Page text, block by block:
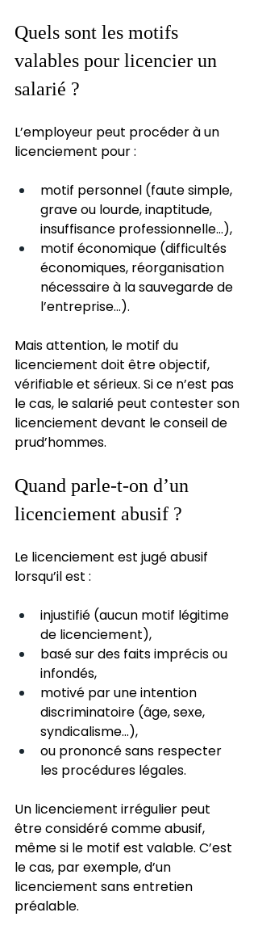
Quels sont les motifs
valables pour licencier un
salarié ?
L’employeur peut procéder à un
licenciement pour :
motif personnel (faute simple,
grave ou lourde, inaptitude,
insuffisance professionnelle…),
motif économique (difficultés
économiques, réorganisation
nécessaire à la sauvegarde de
l’entreprise…).
Mais attention, le motif du
licenciement doit être objectif,
vérifiable et sérieux. Si ce n’est pas
le cas, le salarié peut contester son
licenciement devant le conseil de
prud’hommes.
Quand parle-t-on d’un
licenciement abusif ?
Le licenciement est jugé abusif
lorsqu’il est :
injustifié (aucun motif légitime
de licenciement),
basé sur des faits imprécis ou
infondés,
motivé par une intention
discriminatoire (âge, sexe,
syndicalisme…),
ou prononcé sans respecter
les procédures légales.
Un licenciement irrégulier peut
être considéré comme abusif,
même si le motif est valable. C’est
le cas, par exemple, d’un
licenciement sans entretien
préalable.